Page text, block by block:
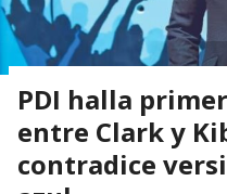
PDI halla
entre Clark y
contradice